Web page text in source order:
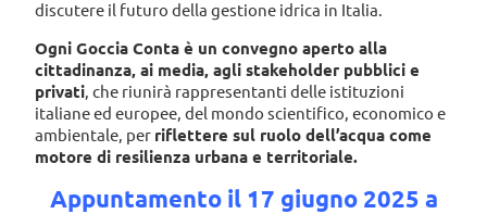
discutere il futuro della gestione idrica in Italia.
Ogni Goccia Conta è un convegno aperto alla
cittadinanza, ai media, agli stakeholder pubblici e
privati, che riunirà rappresentanti delle istituzioni
italiane ed europee, del mondo scientifico, economico e
ambientale, per riflettere sul ruolo dell’acqua come
motore di resilienza urbana e territoriale.
Appuntamento il 17 giugno 2025 a